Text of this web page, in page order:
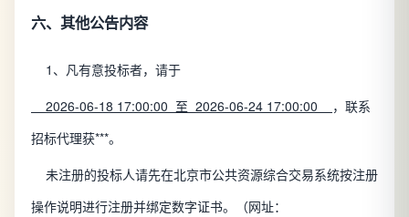
六、其他公告内容
1、凡有意投标者，请于
2026-06-18 17:00:00 至 2026-06-24 17:00:00 ，联系
招标代理获***。
未注册的投标人请先在北京市公共资源综合交易系统按注册
操作说明进行注册并绑定数字证书。（网址：